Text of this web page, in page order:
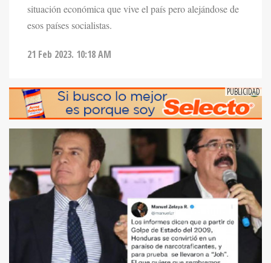
situación económica que vive el país pero alejándose de
esos países socialistas.
21 Feb 2023. 10:18 AM